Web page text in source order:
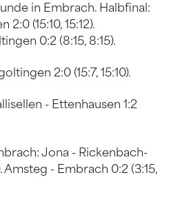
in Embrach. Halbfinal:
(15:10, 15:12).
0:2 (8:15, 8:15).
2:0 (15:7, 15:10).
- Ettenhausen 1:2
Jona - Rickenbach-
Amsteg - Embrach 0:2 (3:15,